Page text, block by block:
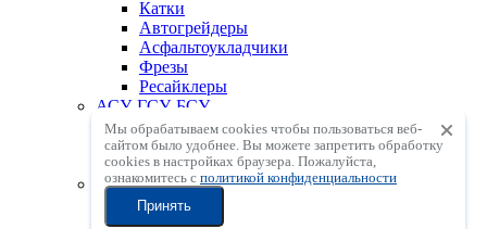
Катки
Автогрейдеры
Асфальтоукладчики
Фрезы
Ресайклеры
АСУ, ГСУ, БСУ
Асфальтосмесительные установки
Грунтосмесительные установки
Бетоносмесительные установки
Бетонное оборудование
Бетонораспределительные стрелы
Автобетононасосы
Мы обрабатываем cookies чтобы пользоваться веб-
сайтом было удобнее. Вы можете запретить обработку
сookies в настройках браузера. Пожалуйста,
ознакомитесь с политикой конфиденциальности
Принять